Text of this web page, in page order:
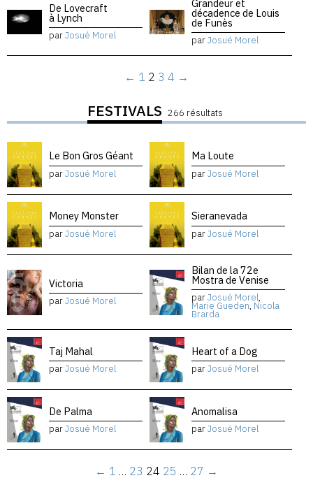
De Lovecraft
à Lynch
parJosué Morel
Grandeur et
décadence de Louis
de Funès
parJosué Morel
← 1 2 3 4 →
FESTIVALS 266 résultats
Le Bon Gros Géant
parJosué Morel
Ma Loute
parJosué Morel
Money Monster
parJosué Morel
Sieranevada
parJosué Morel
Victoria
parJosué Morel
Bilan de la 72e
Mostra de Venise
parJosué Morel,
Marie Gueden, Nicola
Brarda
Taj Mahal
parJosué Morel
Heart of a Dog
parJosué Morel
De Palma
parJosué Morel
Anomalisa
parJosué Morel
← 1 … 23 24 25 … 27 →